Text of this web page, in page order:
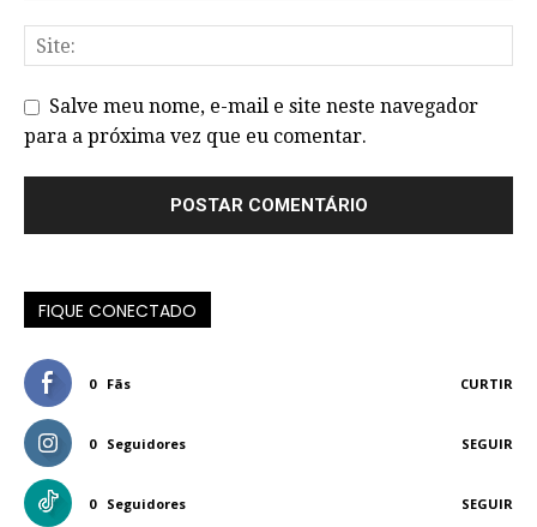
Salve meu nome, e-mail e site neste navegador
para a próxima vez que eu comentar.
FIQUE CONECTADO
0 Fãs CURTIR
0 Seguidores SEGUIR
0 Seguidores SEGUIR